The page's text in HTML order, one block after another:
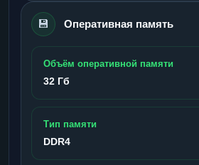
💾 Оперативная память
Объём оперативной памяти
32 Гб
Тип памяти
DDR4